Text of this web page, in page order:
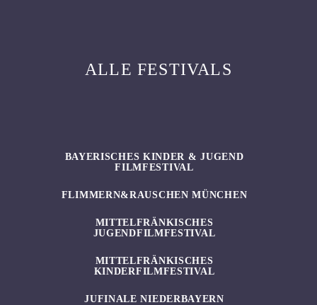
ALLE FESTIVALS
BAYERISCHES KINDER & JUGEND
FILMFESTIVAL
FLIMMERN&RAUSCHEN MÜNCHEN
MITTELFRÄNKISCHES
JUGENDFILMFESTIVAL
MITTELFRÄNKISCHES
KINDERFILMFESTIVAL
JUFINALE NIEDERBAYERN